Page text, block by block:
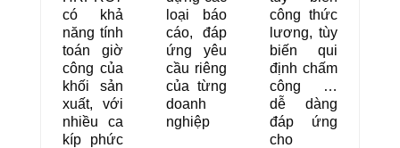
có khả
năng tính
toán giờ
công của
khối sản
xuất, với
nhiều ca
kíp phức
loại báo
cáo, đáp
ứng yêu
cầu riêng
của từng
doanh
nghiệp
công thức
lương, tùy
biến qui
định chấm
công …
dễ dàng
đáp ứng
cho